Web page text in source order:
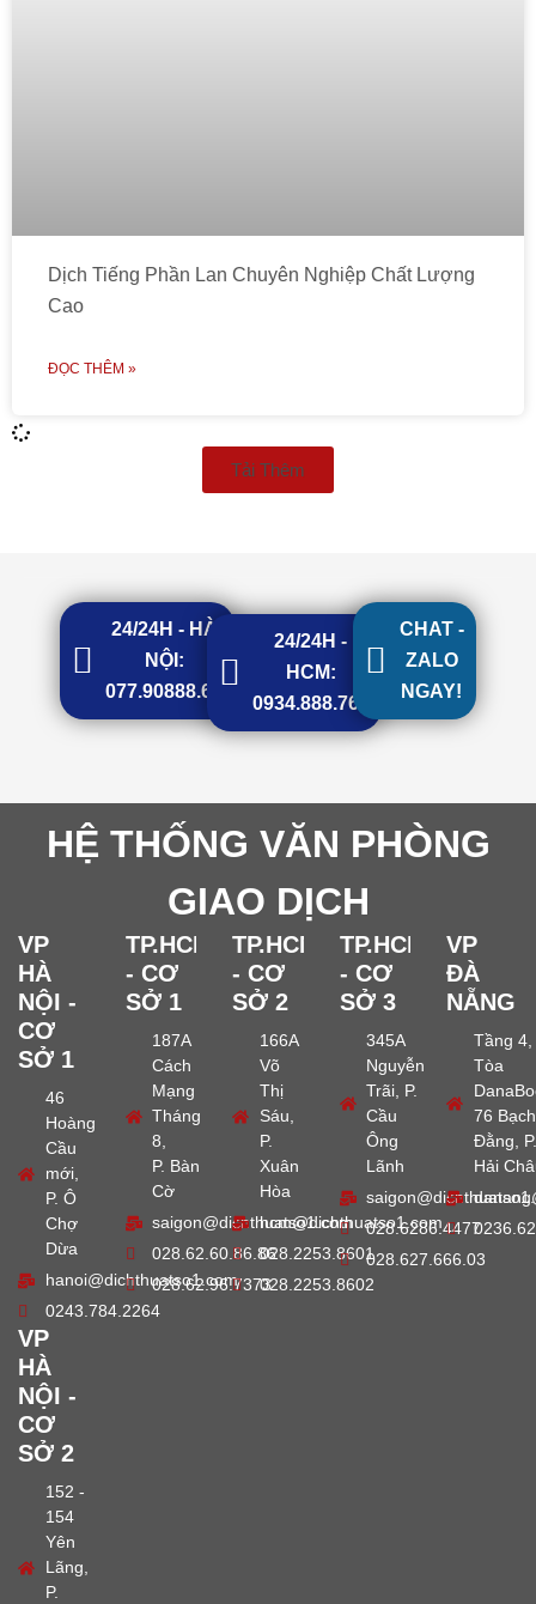
Dịch Tiếng Phần Lan Chuyên Nghiệp Chất Lượng
Cao
ĐỌC THÊM »
Tải Thêm
24/24H - HÀ
NỘI:
077.90888.68
24/24H -
HCM:
0934.888.768
CHAT -
ZALO
NGAY!
HỆ THỐNG VĂN PHÒNG
GIAO DỊCH
VP
HÀ
NỘI -
CƠ
SỞ 1
46
Hoàng
Cầu
mới,
P. Ô
Chợ
Dừa
hanoi@dichthuatso1.com
0243.784.2264
VP
HÀ
NỘI -
CƠ
SỞ 2
152 -
154
Yên
Lãng,
P.
TP.HCM
- CƠ
SỞ 1
187A
Cách
Mạng
Tháng
8,
P. Bàn
Cờ
saigon@dichthuatso1.com
028.62.60.86.86
028.62.96.7373
TP.HCM
- CƠ
SỞ 2
166A
Võ
Thị
Sáu,
P.
Xuân
Hòa
hcm@dichthuatso1.com
028.2253.8601
028.2253.8602
TP.HCM
- CƠ
SỞ 3
345A
Nguyễn
Trãi, P.
Cầu
Ông
Lãnh
028.6286.4477
028.627.666.03
VP
ĐÀ
NẴNG
Tầng 4,
Tòa
76 Bạch
Đằng, P.
Hải